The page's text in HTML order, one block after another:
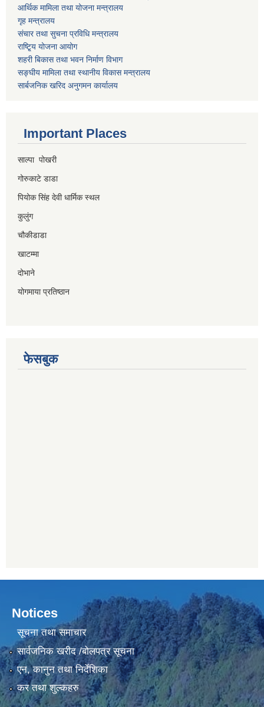
आर्थिक मामिला तथा योजना मन्त्रालय
गृह मन्त्रालय
संचार तथा सुचना प्रविधि मन्त्रालय
राष्टि्ृय योजना आयोग
शहरी बिकास तथा भवन निर्माण विभाग
सङ्घीय मामिला तथा स्थानीय विकास मन्त्रालय
सार्बजनिक खरिद अनुगमन कार्यालय
Important Places
साल्पा पोखरी
गोरुकाटे डाडा
पियोक सिंह देवी धार्मिक स्थल
कुलुंग
चौकीडाडा
खाटम्मा
दोभाने
योगमाया प्रतिष्ठान
फेसबुक
Notices
सूचना तथा समाचार
सार्वजनिक खरीद /बोलपत्र सूचना
एन, कानुन तथा निर्देशिका
कर तथा शुल्कहरु